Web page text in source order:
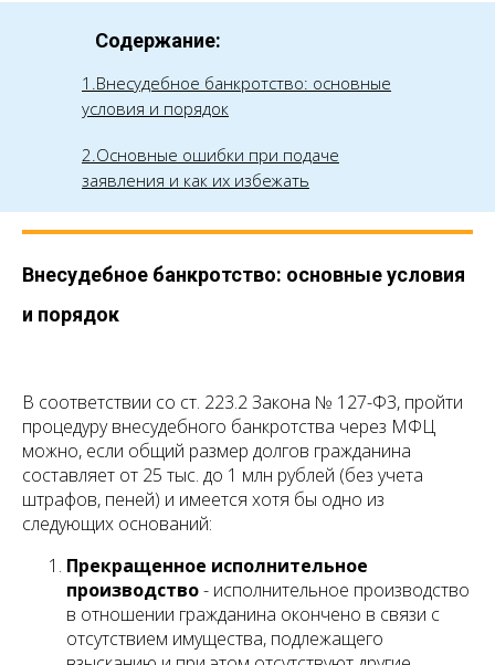
Содержание:
1.Внесудебное банкротство: основные
условия и порядок
2.Основные ошибки при подаче
заявления и как их избежать
Внесудебное банкротство: основные условия
и порядок
В соответствии со ст. 223.2 Закона № 127-ФЗ, пройти
процедуру внесудебного банкротства через МФЦ
можно, если общий размер долгов гражданина
составляет от 25 тыс. до 1 млн рублей (без учета
штрафов, пеней) и имеется хотя бы одно из
следующих оснований:
Прекращенное исполнительное
производство- исполнительное производство
в отношении гражданина окончено в связи с
отсутствием имущества, подлежащего